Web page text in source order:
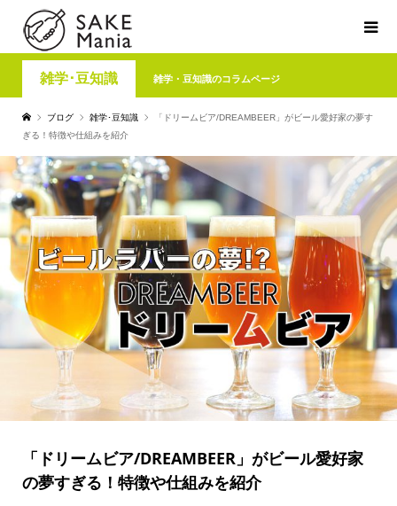
雑学･豆知識 雑学・豆知識のコラムページ
ブログ 雑学･豆知識
「ドリームビア/DREAMBEER」がビール愛好家の夢す
ぎる！特徴や仕組みを紹介
「ドリームビア/DREAMBEER」がビール愛好家
の夢すぎる！特徴や仕組みを紹介